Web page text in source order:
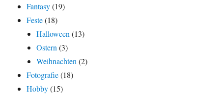
Fantasy(19)
Feste(18)
Halloween (13)
Ostern (3)
Weihnachten (2)
Fotografie(18)
Hobby(15)